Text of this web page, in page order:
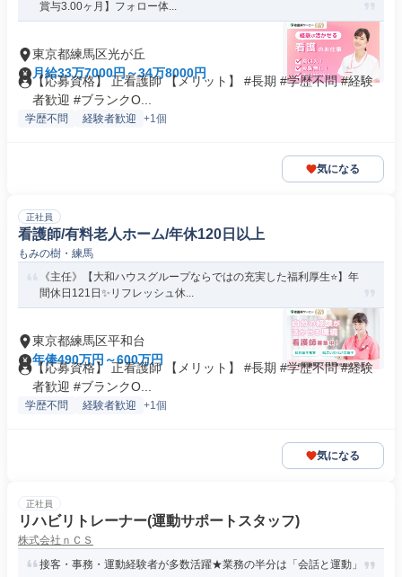
賞与3.00ヶ月】フォロー体...
東京都練馬区光が丘
月給33万7000円～34万8000円
【応募資格】 正看護師 【メリット】 #長期 #学歴不問 #経験
者歓迎 #ブランクO...
学歴不問 経験者歓迎 +1個
気になる
正社員
看護師/有料老人ホーム/年休120日以上
もみの樹・練馬
《主任》【大和ハウスグループならではの充実した福利厚生⭐】年
間休日121日✨リフレッシュ休...
東京都練馬区平和台
年俸490万円～600万円
【応募資格】 正看護師 【メリット】 #長期 #学歴不問 #経験
者歓迎 #ブランクO...
学歴不問 経験者歓迎 +1個
気になる
正社員
リハビリトレーナー(運動サポートスタッフ)
株式会社ｎＣＳ
接客・事務・運動経験者が多数活躍★業務の半分は「会話と運動」